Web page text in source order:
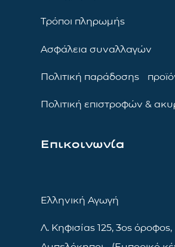
Τρόποι πληρωμής
Ασφάλεια συναλλαγών
Πολιτική παράδοσης
Πολιτική επιστροφών &
Επικοινωνία
Ελληνική Αγωγή
Λ. Κηφισίας 125, 3ος όροφος,